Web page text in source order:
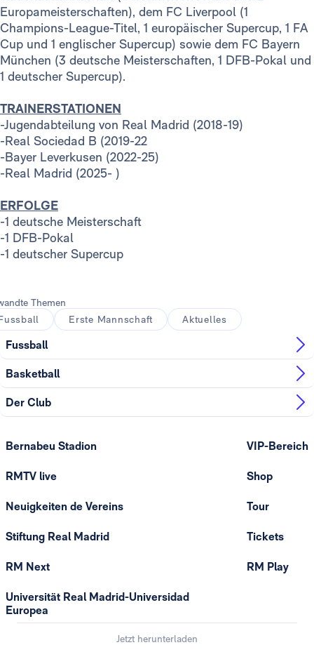
Europameisterschaften), dem FC Liverpool (1
Champions-League-Titel, 1 europäischer Supercup, 1 FA
Cup und 1 englischer Supercup) sowie dem FC Bayern
München (3 deutsche Meisterschaften, 1 DFB-Pokal und
1 deutscher Supercup).
TRAINERSTATIONEN
-Jugendabteilung von Real Madrid (2018-19)
-Real Sociedad B (2019-22
-Bayer Leverkusen (2022-25)
-Real Madrid (2025- )
ERFOLGE
-1 deutsche Meisterschaft
-1 DFB-Pokal
-1 deutscher Supercup
Themen
Erste Mannschaft Aktuelles
Fussball
Basketball
Der Club
Bernabeu Stadion
RMTV live
Neuigkeiten de Vereins
Stiftung Real Madrid
RM Next
Universität Real Madrid-Universidad
Europea
VIP-Bereich
Shop
Tour
Tickets
RM Play
Jetzt herunterladen